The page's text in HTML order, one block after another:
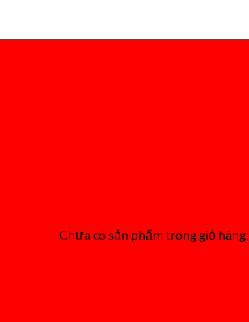
Chưa có sản phẩm trong giỏ hàng.